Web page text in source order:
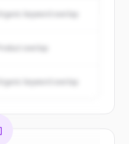
Organic keyword overlap
Organic keyword overlap